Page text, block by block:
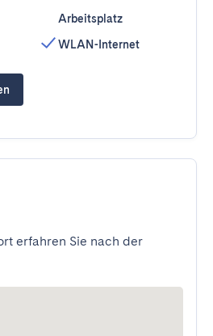
Arbeitsplatz
WLAN-Internet
erfahren Sie nach der